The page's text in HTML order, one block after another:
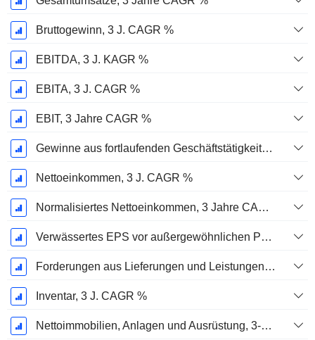
Bruttogewinn, 3 J. CAGR %
EBITDA, 3 J. KAGR %
EBITA, 3 J. CAGR %
EBIT, 3 Jahre CAGR %
Gewinne aus fortlaufenden Geschäftstätigkeiten, 3 Jahre KAGR %
Nettoeinkommen, 3 J. CAGR %
Normalisiertes Nettoeinkommen, 3 Jahre CAGR %
Verwässertes EPS vor außergewöhnlichen Posten, 3-Jahres-CAGR %
Forderungen aus Lieferungen und Leistungen, 3-Jahres-CAGR %
Inventar, 3 J. CAGR %
Nettoimmobilien, Anlagen und Ausrüstung, 3-Jahres-CAGR %